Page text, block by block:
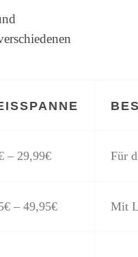
– 29,99€ Für
– 49,95€ Mit